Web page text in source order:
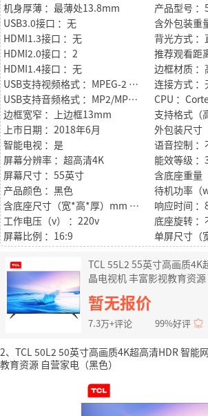
机身厚薄 ：最薄处13.8mm
产品型号 ：
USB3.0接口 ：无
含外包装重
HDMI1.3接口 ：无
背光方式 ：
HDMI2.0接口 ：2
HDMI1.4接口 ：无
边框材质 ：
USB支持视频格式 ：MPEG-2 MPEG-4 AVI H.264 H.265 RMBV WMV AVS+ 等格式
连接方式
USB支持音频格式 ：MP2/MP3 WMA WAV OGG AAC+ DTS DD+ 等格式
CPU ：
边框宽窄 ：上边框13mm
支持格式（
上市日期 ：2018年6月
智能电视 ：是
语音控制 ：
屏幕分辨率 ：超高清4K
能效等级 ：
屏幕尺寸 ：55英寸
含底座重量
产品颜色 ：黑色
待机功率（
含底座尺寸（宽*高*厚）mm ：1244*778*239
响应时间 ：
工作电压（v） ：220v
底座旋转 ：
屏幕比例 ：16:9
TCL 55L2 55英寸高画质4K
晶电视机 丰富影视教育资源
暂无报价
7.3万+评论 99%好评
2、TCL 50L2 50英寸高画质4K超高清HDR 智能
教育资源 自营家电（黑色）